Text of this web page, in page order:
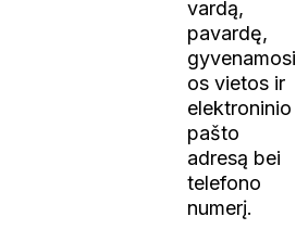
vardą,
pavardę,
gyvenamosi
os vietos ir
elektroninio
pašto
adresą bei
telefono
numerį.